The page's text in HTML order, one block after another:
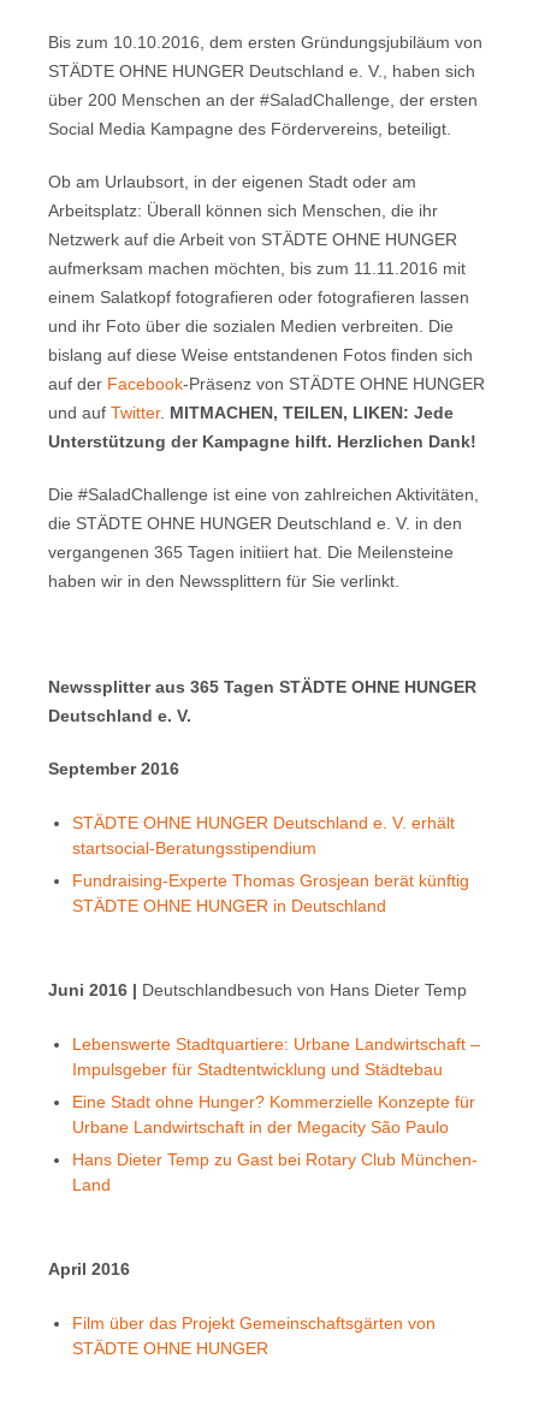
Bis zum 10.10.2016, dem ersten Gründungsjubiläum von
STÄDTE OHNE HUNGER Deutschland e. V., haben sich
über 200 Menschen an der #SaladChallenge, der ersten
Social Media Kampagne des Fördervereins, beteiligt.
Ob am Urlaubsort, in der eigenen Stadt oder am
Arbeitsplatz: Überall können sich Menschen, die ihr
Netzwerk auf die Arbeit von STÄDTE OHNE HUNGER
aufmerksam machen möchten, bis zum 11.11.2016 mit
einem Salatkopf fotografieren oder fotografieren lassen
und ihr Foto über die sozialen Medien verbreiten. Die
bislang auf diese Weise entstandenen Fotos finden sich
auf der Facebook-Präsenz von STÄDTE OHNE HUNGER
und auf Twitter. MITMACHEN, TEILEN, LIKEN: Jede
Unterstützung der Kampagne hilft. Herzlichen Dank!
Die #SaladChallenge ist eine von zahlreichen Aktivitäten,
die STÄDTE OHNE HUNGER Deutschland e. V. in den
vergangenen 365 Tagen initiiert hat. Die Meilensteine
haben wir in den Newssplittern für Sie verlinkt.
Newssplitter aus 365 Tagen STÄDTE OHNE HUNGER
Deutschland e. V.
September 2016
STÄDTE OHNE HUNGER Deutschland e. V. erhält
startsocial-Beratungsstipendium
Fundraising-Experte Thomas Grosjean berät künftig
STÄDTE OHNE HUNGER in Deutschland
Juni 2016 | Deutschlandbesuch von Hans Dieter Temp
Lebenswerte Stadtquartiere: Urbane Landwirtschaft –
Impulsgeber für Stadtentwicklung und Städtebau
Eine Stadt ohne Hunger? Kommerzielle Konzepte für
Urbane Landwirtschaft in der Megacity São Paulo
Hans Dieter Temp zu Gast bei Rotary Club München-
Land
April 2016
Film über das Projekt Gemeinschaftsgärten von
STÄDTE OHNE HUNGER